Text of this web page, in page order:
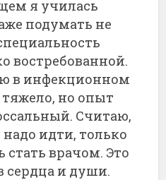
я училась
подумать не
востребованной.
в инфекционном
тяжело, но опыт
Считаю,
идти, только
стать врачом. Это
сердца и души.